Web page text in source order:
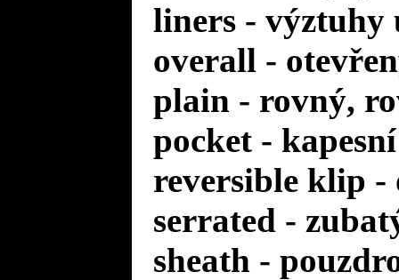
liners -
overall -
plain - rovný,
pocket - kapesní
reversible klip
serrated -
sheath -